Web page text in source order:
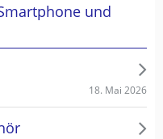
und
18. Mai 2026